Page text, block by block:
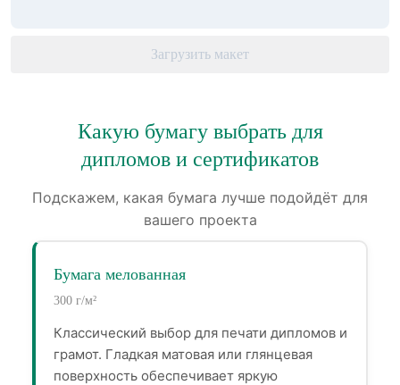
Загрузить макет
Какую бумагу выбрать для
дипломов и сертификатов
Подскажем, какая бумага лучше подойдёт для
вашего проекта
Бумага мелованная
300 г/м²
Классический выбор для печати дипломов и
грамот. Гладкая матовая или глянцевая
поверхность обеспечивает яркую